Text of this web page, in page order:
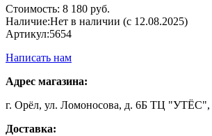
Стоимость: 8 180 руб.
Наличие:Нет в наличии (с 12.08.2025)
Артикул:5654
Написать нам
Адрес магазина:
г. Орёл, ул. Ломоносова, д. 6Б ТЦ "УТЁС",
Доставка: